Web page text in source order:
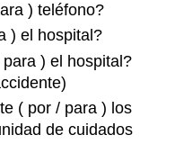
) teléfono?
) el hospital?
) el hospital?
( por / para ) los
de cuidados